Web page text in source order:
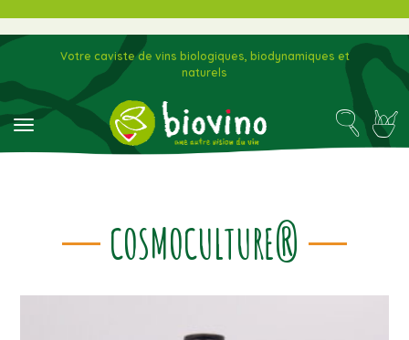
toggle navigation
Votre caviste de vins biologiques, biodynamiques et
naturels
COSMOCULTURE®